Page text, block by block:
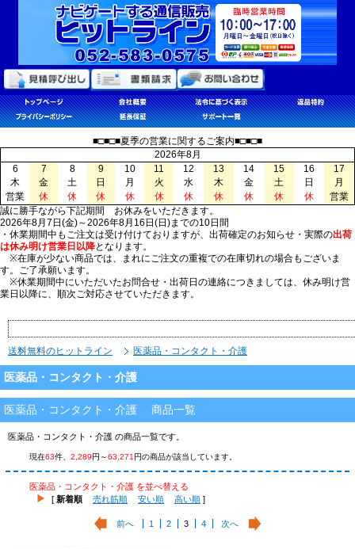
■□■□■夏季の営業に関するご案内■□■□■
2026年8月
6
7 8 9 10 11 12 13 14 15 16
17
木
金 土 日 月 火 水 木 金 土 日
月
営業
休 休 休 休 休 休 休 休 休 休
営業
誠に勝手ながら下記期間 お休みをいただきます。
2026年8月7日(金)～2026年8月16日(日)までの10日間
・休業期間中もご注文は受け付けておりますが、出荷確定のお知らせ・実際の出荷
は休み明け営業日以降となります。
※在庫が少ない商品では、まれにご注文の重複での在庫切れの場合もございま
す。ご了承願います。
※休業期間中にいただいたお問合せ・出荷日の連絡につきましては、休み明け営
業日以降に、順次ご対応させていただきます。
送料無料のヒットライン 医薬品・コンタクト・介護
医薬品・コンタクト・介護
医薬品・コンタクト・介護 商品一覧
医薬品・コンタクト・介護 の商品一覧です。
現在63件、 2,289円～63,271円の商品が該当しています。
医薬品・コンタクト・介護 を並べ替える
[ 新着順 売れ筋順 安い順 高い順 ]
前へ 1 2 3 4 次へ